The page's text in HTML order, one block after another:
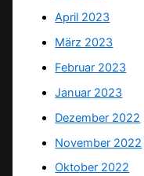
April 2023
März 2023
Februar 2023
Januar 2023
Dezember 2022
November 2022
Oktober 2022